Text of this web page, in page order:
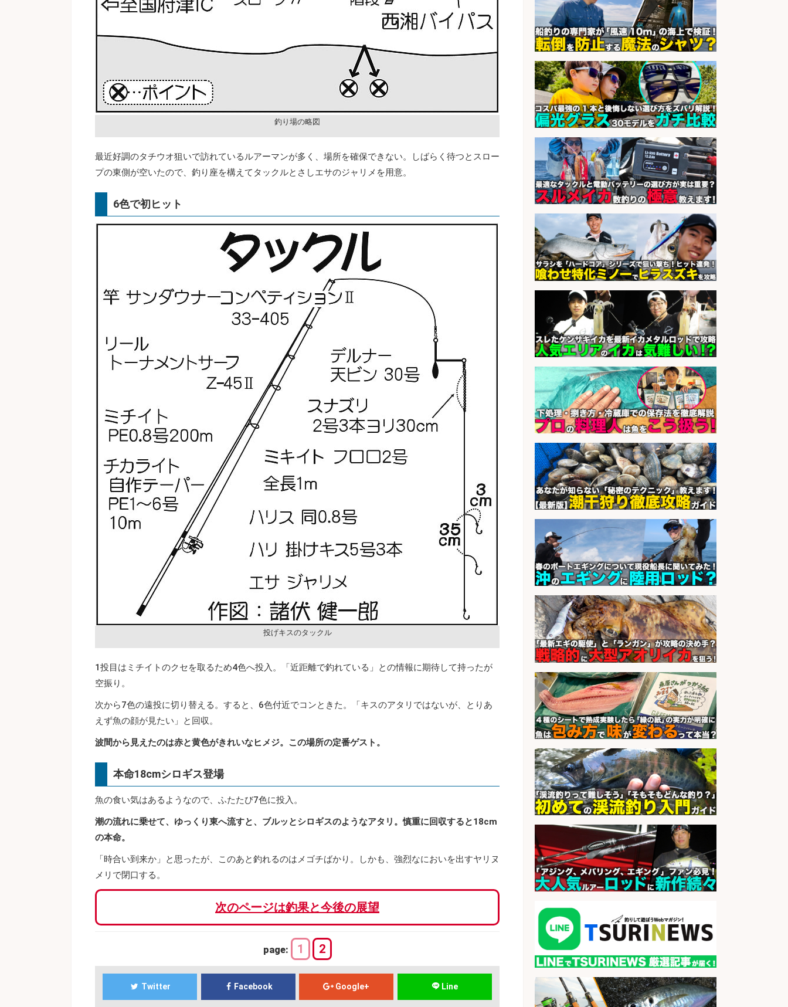
釣り場の略図
最近好調のタチウオ狙いで訪れているルアーマンが多く、場所を確保できない。しばらく待つとスロー
プの東側が空いたので、釣り座を構えてタックルとさしエサのジャリメを用意。
6色で初ヒット
投げキスのタックル
1投目はミチイトのクセを取るため4色へ投入。「近距離で釣れている」との情報に期待して持ったが
空振り。
次から7色の遠投に切り替える。すると、6色付近でコンときた。「キスのアタリではないが、とりあ
えず魚の顔が見たい」と回収。
波間から見えたのは赤と黄色がきれいなヒメジ。この場所の定番ゲスト。
本命18cmシロギス登場
魚の食い気はあるようなので、ふたたび7色に投入。
潮の流れに乗せて、ゆっくり東へ流すと、ブルッとシロギスのようなアタリ。慎重に回収すると18cm
の本命。
「時合い到来か」と思ったが、このあと釣れるのはメゴチばかり。しかも、強烈なにおいを出すヤリヌ
メリで閉口する。
次のページは釣果と今後の展望
page: 1 2
Twitter Facebook Google+ Line
会社名 株式会社ホットスタッフ五日市
sponsored by 求人ボックス
新鮮な魚料理×おでんの和食居酒屋
の若手スタッフ
会社名 サカナのハチベエ 矢場町店
sponsored by 求人ボックス
営業事務/釣り具メーカーでの営業
アシスタントのお仕事/残業なし/即
日勤務可/営業事務/軽作業
会社名 株式会社パソナ
sponsored by 求人ボックス
さらに求人情報を見る